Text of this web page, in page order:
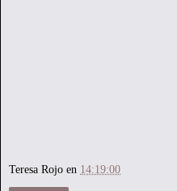
Teresa Rojo en 14:19:00